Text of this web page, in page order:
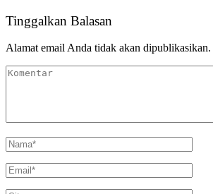
Tinggalkan Balasan
Alamat email Anda tidak akan dipublikasikan.